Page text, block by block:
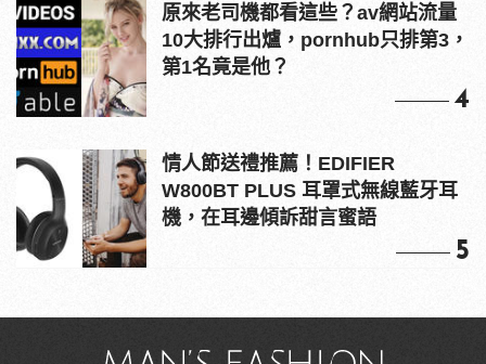
原來老司機都看這些？av網站流量
10大排行出爐，pornhub只排第3，
第1名竟是他？
4
情人節送禮推薦！EDIFIER
W800BT PLUS 耳罩式無線藍牙耳
機，在耳邊傾訴甜言蜜語
5